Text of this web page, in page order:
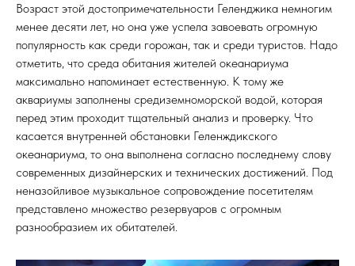
Возраст этой достопримечательности Геленджика немногим
менее десяти лет, но она уже успела завоевать огромную
популярность как среди горожан, так и среди туристов. Надо
отметить, что среда обитания жителей океанариума
максимально напоминает естественную. К тому же
аквариумы заполнены средиземноморской водой, которая
перед этим проходит тщательный анализ и проверку. Что
касается внутренней обстановки Геленждикского
океанариума, то она выполнена согласно последнему слову
современных дизайнерских и технических достижений. Под
неназойливое музыкальное сопровождение посетителям
представлено множество резервуаров с огромным
разнообразием их обитателей.